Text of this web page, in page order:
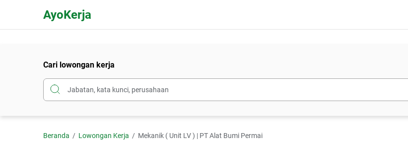
AyoKerja
Cari lowongan kerja
Beranda Lowongan Kerja Mekanik ( Unit LV ) | PT Alat Bumi Permai